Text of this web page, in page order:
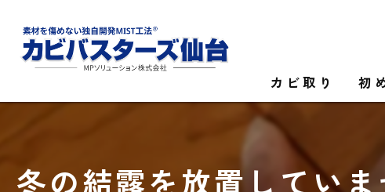
カビ取り
カビ菌検査
家庭のカビ取り
初
冬の結露を放置してい